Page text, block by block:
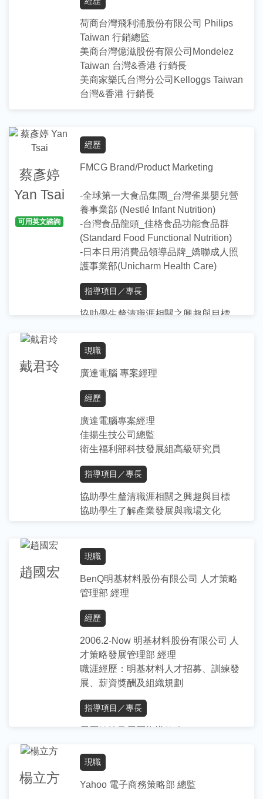
學歷
University of Texas at Dallas, master in
Finance
政治大學 財務管理學系 學士
荷商台灣飛利浦股份有限公司 Philips
Taiwan 行銷總監
美商台灣億滋股份有限公司Mondelez
Taiwan 台灣&香港 行銷長
美商家樂氏台灣分公司Kelloggs Taiwan
台灣&香港 行銷長
協助學生釐清職涯相關之興趣與目標
履歷表寫作指導與修改
英語面試、英文履歷諮詢
面試技巧指導與模擬演練
興趣專長與職涯發展探究/開發自我潛力
與興趣/培養接受挫折的勇氣/人生其他非
關學業與職涯之問題探討
學歷
政大企業管理研究所
政大經濟系(雙輔系: 日文, 財政)
蔡彥婷
Yan Tsai
可用英文諮詢
經歷
FMCG Brand/Product Marketing
-全球第一大食品集團_台灣雀巢嬰兒營
養事業部 (Nestlé Infant Nutrition)
-台灣食品龍頭_佳格食品功能食品群
(Standard Food Functional Nutrition)
-日本日用消費品領導品牌_嬌聯成人照
護事業部(Unicharm Health Care)
指導項目／專長
協助學生釐清職涯相關之興趣與目標
協助學生了解產業發展與職場文化
面試技巧指導與模擬演練
政大MBA
戴君玲
現職
廣達電腦 專案經理
經歷
廣達電腦專案經理
佳揚生技公司總監
衛生福利部科技發展組高級研究員
指導項目／專長
協助學生釐清職涯相關之興趣與目標
協助學生了解產業發展與職場文化
台大醫學院微生物學研究所博士
政大商學院科技管理研究所碩士
台大農學院農業化學系學士
趙國宏
現職
BenQ明基材料股份有限公司 人才策略
管理部 經理
經歷
2006.2-Now 明基材料股份有限公司 人
才策略發展管理部 經理
職涯經歷：明基材料人才招募、訓練發
展、薪資獎酬及組織規劃
指導項目／專長
面試技巧及面試模擬
職場文化交流與探討
楊立方
現職
Yahoo 電子商務策略部 總監